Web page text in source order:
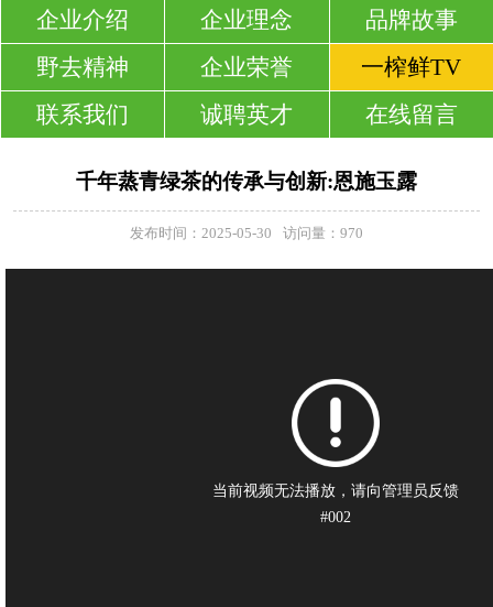
企业介绍 企业理念
品牌故事
野去精神
企业荣誉
一榨鲜TV
联系我们
诚聘英才 在线留言
千年蒸青绿茶的传承与创新:恩施玉露
发布时间：2025-05-30 访问量：970
当前视频无法播放，请向管理员反馈
#002